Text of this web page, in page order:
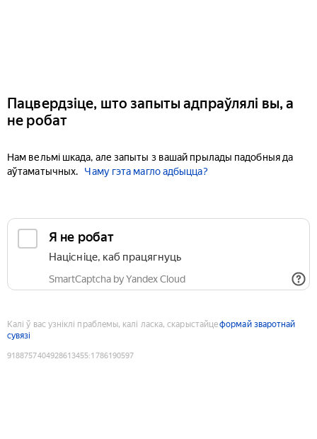
Пацвердзіце, што запыты адпраўлялі вы, а
не робат
Нам вельмі шкада, але запыты з вашай прылады падобныя да
аўтаматычных.
Чаму гэта магло адбыцца?
Я не робат
Націсніце, каб працягнуць
SmartCaptcha by Yandex Cloud
Калі ў вас узніклі праблемы, калі ласка, скарыстайцеформай зваротнай
сувязі
9188757404928613455:1786190597